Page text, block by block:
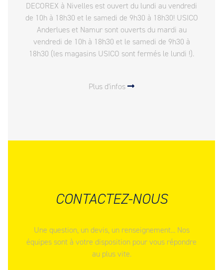
DECOREX à Nivelles est ouvert du lundi au vendredi
de 10h à 18h30 et le samedi de 9h30 à 18h30! USICO
Anderlues et Namur sont ouverts du mardi au
vendredi de 10h à 18h30 et le samedi de 9h30 à
18h30 (les magasins USICO sont fermés le lundi !).
Plus d'infos
CONTACTEZ-NOUS
Une question, un devis, un renseignement... Nos
équipes sont à votre disposition pour vous répondre
au plus vite.